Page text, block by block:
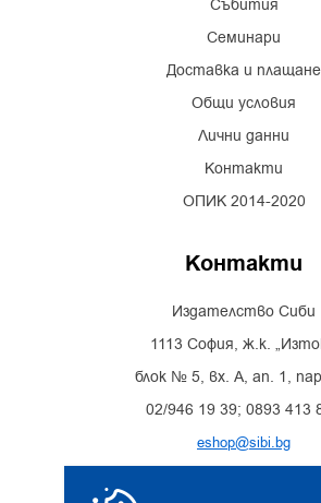
Събития
Семинари
Доставка и плащане
Общи условия
Лични данни
Контакти
ОПИК 2014-2020
Контакти
Издателство Сиби
1113 София, ж.к.
блок № 5, вх. А, ап. 1,
02/946 19 39; 0893 413
eshop@sibi.bg